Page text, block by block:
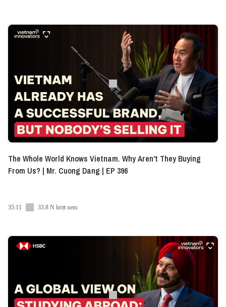
The Whole World Knows Vietnam. Why Aren't They Buying
From Us? | Mr. Cuong Dang | EP 396
35:11 33.8 N lượt xem